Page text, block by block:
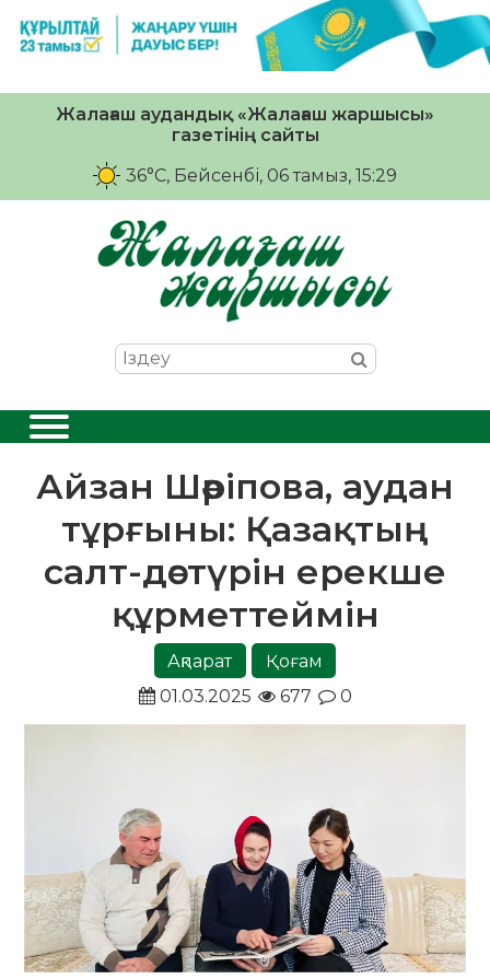
Жалағаш аудандық «Жалағаш жаршысы»
газетінің сайты
36°C, Бейсенбі, 06 тамыз, 15:29
Айзан Шәріпова, аудан
тұрғыны: Қазақтың
салт-дәстүрін ерекше
құрметтеймін
Ақпарат
Қоғам
01.03.2025
677 0